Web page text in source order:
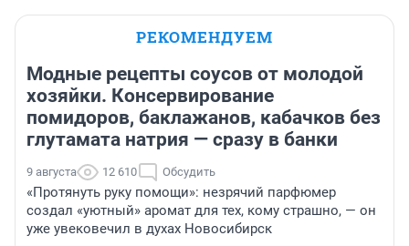
РЕКОМЕНДУЕМ
Модные рецепты соусов от молодой
хозяйки. Консервирование
помидоров, баклажанов, кабачков без
глутамата натрия — сразу в банки
9 августа 12 610 Обсудить
«Протянуть руку помощи»: незрячий парфюмер
создал «уютный» аромат для тех, кому страшно, — он
уже увековечил в духах Новосибирск